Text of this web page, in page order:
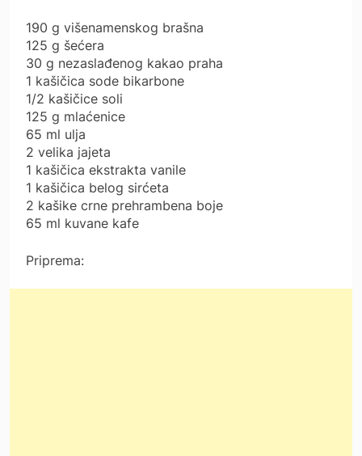
190 g višenamenskog brašna
125 g šećera
30 g nezaslađenog kakao praha
1 kašičica sode bikarbone
1/2 kašičice soli
125 g mlaćenice
65 ml ulja
2 velika jajeta
1 kašičica ekstrakta vanile
1 kašičica belog sirćeta
2 kašike crne prehrambena boje
65 ml kuvane kafe
Priprema: